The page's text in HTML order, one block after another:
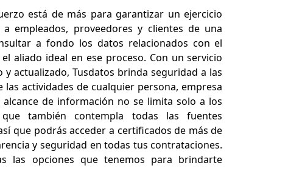
está de más para garantizar un ejercicio
empleados, proveedores y clientes de una
a fondo los datos relacionados con el
aliado ideal en ese proceso. Con un servicio
actualizado, Tusdatos brinda seguridad a las
actividades de cualquier persona, empresa
de información no se limita solo a los
también contempla todas las fuentes
que podrás acceder a certificados de más de
y seguridad en todas tus contrataciones.
las opciones que tenemos para brindarte